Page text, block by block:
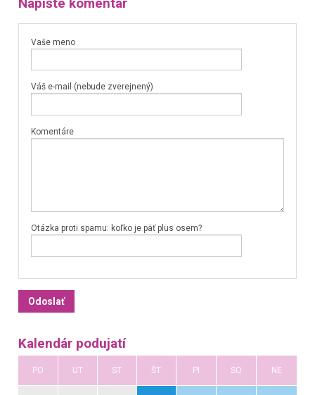
Napíšte komentár
Vaše meno
Váš e-mail (nebude zverejnený)
Komentáre
Otázka proti spamu: koľko je päť plus osem?
Kalendár podujatí
PO UT ST ŠT PI SO NE